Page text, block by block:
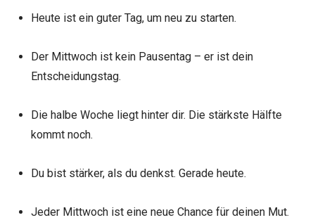
Heute ist ein guter Tag, um neu zu starten.
Der Mittwoch ist kein Pausentag – er ist dein
Entscheidungstag.
Die halbe Woche liegt hinter dir. Die stärkste Hälfte
kommt noch.
Du bist stärker, als du denkst. Gerade heute.
Jeder Mittwoch ist eine neue Chance für deinen Mut.